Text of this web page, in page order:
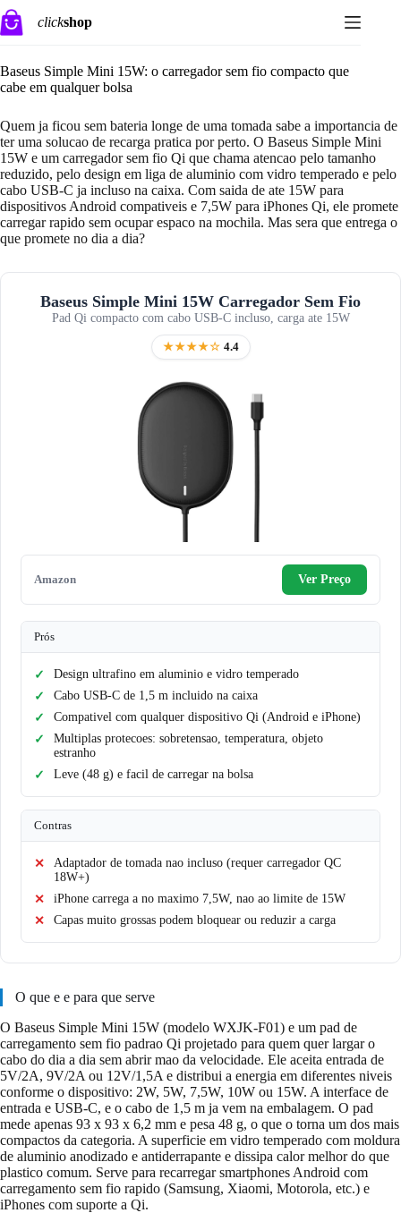
Pular
para
o
clickshop
Baseus Simple Mini 15W: o carregador sem fio compacto que
cabe em qualquer bolsa
Quem ja ficou sem bateria longe de uma tomada sabe a importancia de
ter uma solucao de recarga pratica por perto. O Baseus Simple Mini
15W e um carregador sem fio Qi que chama atencao pelo tamanho
reduzido, pelo design em liga de aluminio com vidro temperado e pelo
cabo USB-C ja incluso na caixa. Com saida de ate 15W para
dispositivos Android compativeis e 7,5W para iPhones Qi, ele promete
carregar rapido sem ocupar espaco na mochila. Mas sera que entrega o
que promete no dia a dia?
Baseus Simple Mini 15W Carregador Sem Fio
Pad Qi compacto com cabo USB-C incluso, carga ate 15W
★★★★☆ 4.4
Amazon Ver Preço
Prós
Design ultrafino em aluminio e vidro temperado
Cabo USB-C de 1,5 m incluido na caixa
Compativel com qualquer dispositivo Qi (Android e iPhone)
Multiplas protecoes: sobretensao, temperatura, objeto
estranho
Leve (48 g) e facil de carregar na bolsa
Contras
Adaptador de tomada nao incluso (requer carregador QC
18W+)
iPhone carrega a no maximo 7,5W, nao ao limite de 15W
Capas muito grossas podem bloquear ou reduzir a carga
O que e e para que serve
O Baseus Simple Mini 15W (modelo WXJK-F01) e um pad de
carregamento sem fio padrao Qi projetado para quem quer largar o
cabo do dia a dia sem abrir mao da velocidade. Ele aceita entrada de
5V/2A, 9V/2A ou 12V/1,5A e distribui a energia em diferentes niveis
conforme o dispositivo: 2W, 5W, 7,5W, 10W ou 15W. A interface de
entrada e USB-C, e o cabo de 1,5 m ja vem na embalagem. O pad
mede apenas 93 x 93 x 6,2 mm e pesa 48 g, o que o torna um dos mais
compactos da categoria. A superficie em vidro temperado com moldura
de aluminio anodizado e antiderrapante e dissipa calor melhor do que
plastico comum. Serve para recarregar smartphones Android com
carregamento sem fio rapido (Samsung, Xiaomi, Motorola, etc.) e
iPhones com suporte a Qi.